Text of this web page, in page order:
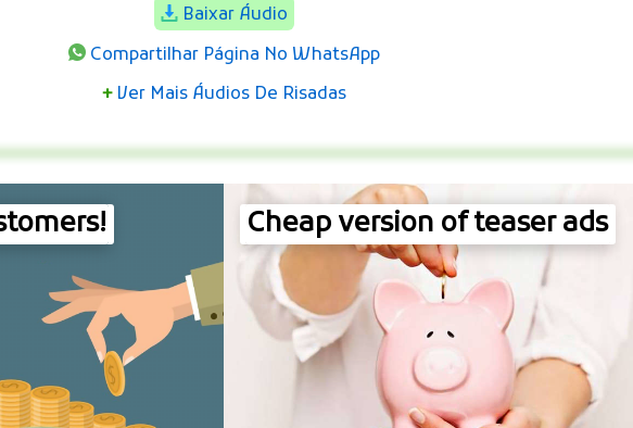
Baixar Áudio
Compartilhar Página No WhatsApp
+ Ver Mais Áudios De Risadas
Cheap version of teaser ads